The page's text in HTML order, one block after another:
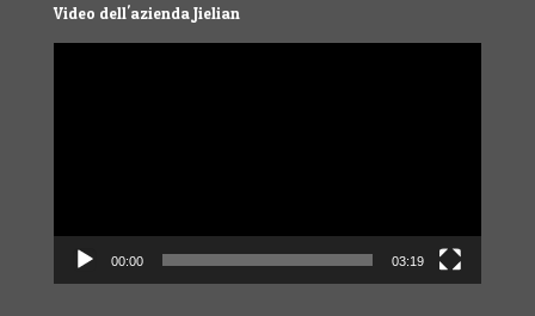
Video dell'azienda Jielian
00:00 03:19